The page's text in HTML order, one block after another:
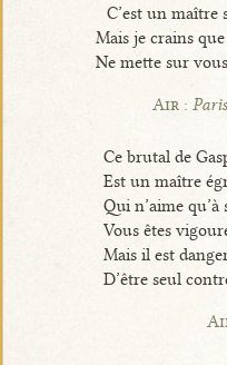
C’est un maître
Mais je crains
Ne mette sur
Air :
Ce brutal de
Est un maître
Qui n’aime qu’à
Vous êtes
Mais il est
D’être seul